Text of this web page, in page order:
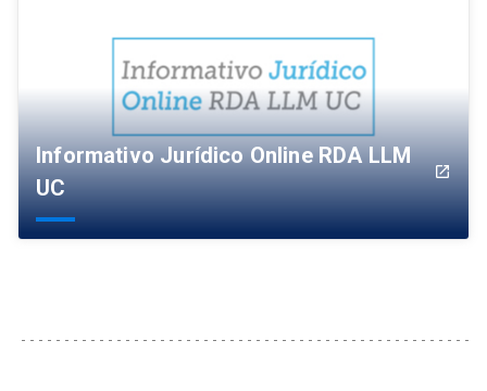
Informativo Jurídico Online RDA LLM
UC
launch